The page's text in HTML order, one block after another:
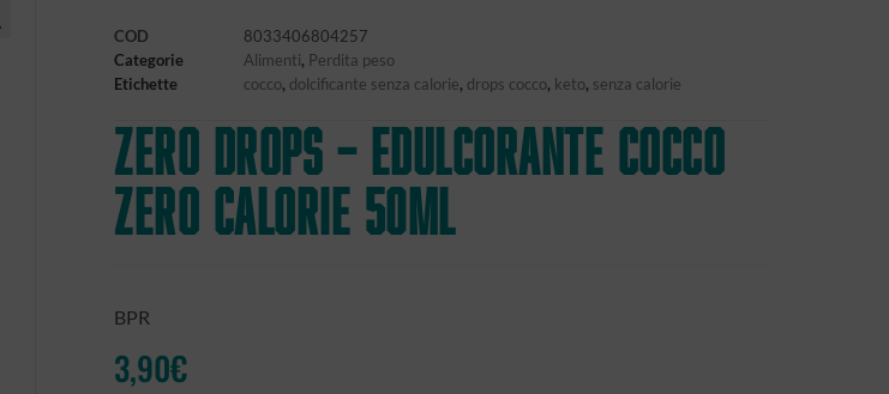
COD
8033406804257
Categorie
Alimenti, Perdita peso
Etichette
cocco, dolcificante senza calorie, drops cocco, keto, senza calorie
ZERO DROPS – EDULCORANTE COCCO
ZERO CALORIE 50ml
BPR
3,90€